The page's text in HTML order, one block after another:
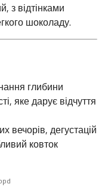
з відтінками
шоколаду.
глибини
яке дарує відчуття
вечорів, дегустацій
ковток